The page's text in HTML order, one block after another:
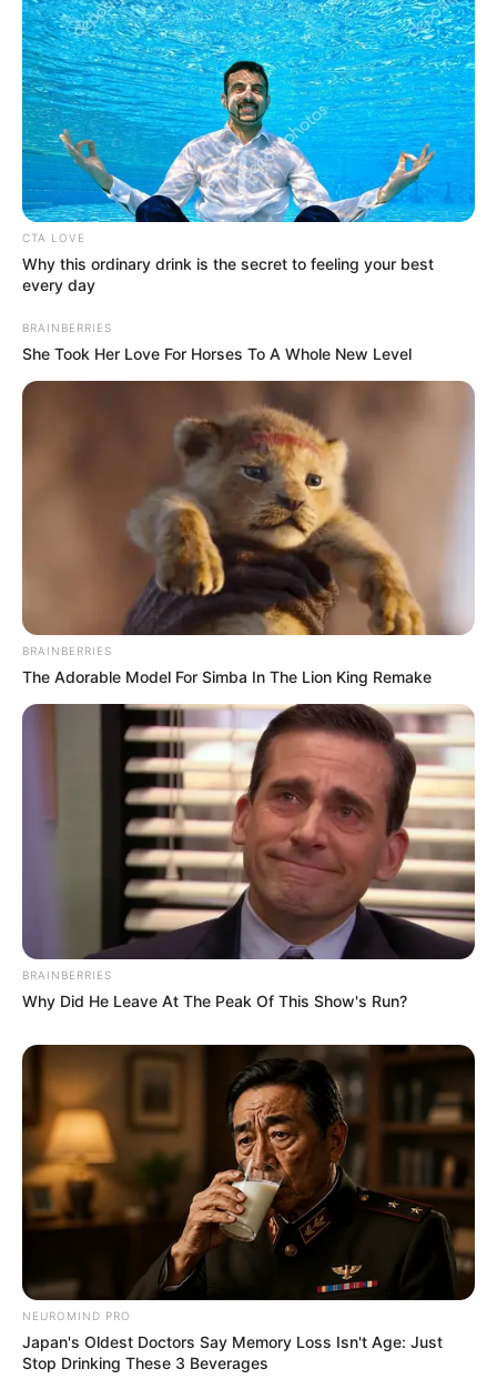
εργαστήρια κάνναβης στην Αττική και
πουλούσε ναρκωτικά μέχρι και στην
Πανεπιστημιούπολη
Δείτε όλες τις τελευταίεςΕιδήσεις από την Ελλάδα και
τον Κόσμο, τη στιγμή που συμβαίνουν, στοNewstok.gr.
CTA LOVE
Why this ordinary drink is the secret to feeling your best
every day
BRAINBERRIES
She Took Her Love For Horses To A Whole New Level
BRAINBERRIES
The Adorable Model For Simba In The Lion King Remake
BRAINBERRIES
Why Did He Leave At The Peak Of This Show's Run?
NEUROMIND PRO
Japan's Oldest Doctors Say Memory Loss Isn't Age: Just
Stop Drinking These 3 Beverages